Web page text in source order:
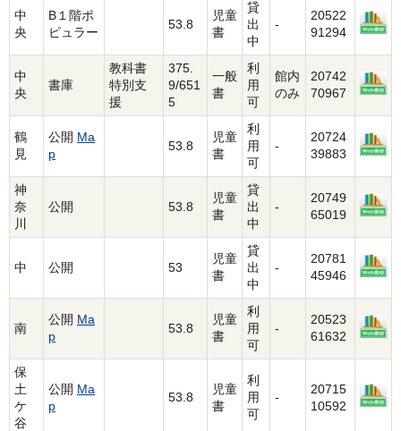
中
央
B１階ポ
ピュラー
53.8
児童
書
貸
出
中
-
20522
91294
中
央
書庫
教科書
特別支
援
375.
9/651
5
一般
書
利
用
可
館内
のみ
20742
70967
鶴
見
公開 Ma
p
53.8
児童
書
利
用
可
-
20724
39883
神
奈
川
公開 53.8
児童
書
貸
出
中
-
20749
65019
中 公開 53
児童
書
貸
出
中
-
20781
45946
南
公開 Ma
p
53.8
児童
書
利
用
可
-
20523
61632
保
土
ケ
谷
公開 Ma
p
53.8
児童
書
利
用
可
-
20715
10592